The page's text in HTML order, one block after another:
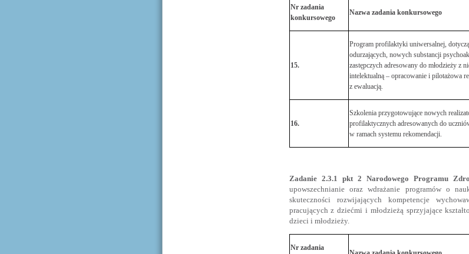
Nr zadania
konkursowego
Nazwa zadania konkursowego
15.
Program profilaktyki uniwersalnej,
odurzających, nowych substancji
zastępczych adresowany do młodzieży z
intelektualną – opracowanie i pilotażowa
z ewaluacją.
16.
Szkolenia przygotowujące nowych
profilaktycznych adresowanych do
w ramach systemu rekomendacji.
Zadanie 2.3.1 pkt 2 Narodowego Programu
upowszechnianie oraz wdrażanie programów o
skuteczności rozwijających kompetencje
pracujących z dziećmi i młodzieżą sprzyjające
dzieci i młodzieży.
Nr zadania